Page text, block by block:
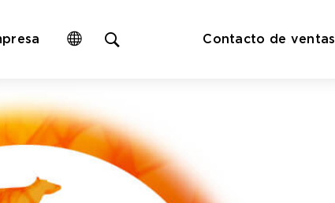
Contacto de ventas